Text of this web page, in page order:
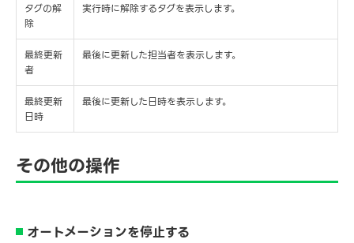
タグの解
除
実行時に解除するタグを表示します。
最終更新
者
最後に更新した担当者を表示します。
最終更新
日時
最後に更新した日時を表示します。
その他の操作
オートメーションを停止する